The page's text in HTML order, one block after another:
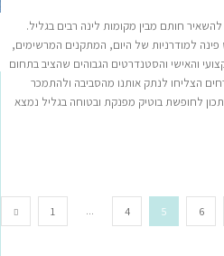
חותם מבין מקומות לינה רבים בגליל.
פינה למודרניות של היום, המתקנים המרשימים,
והאישי והסטנדרטים הגבוהים שהציב בתחום
הצליחו לנתק אותנו מהסביבה ולהתמכר
לחופשת בוטיק מפנקת ובטוחה בגליל נמצא
1 ... 4 5 6